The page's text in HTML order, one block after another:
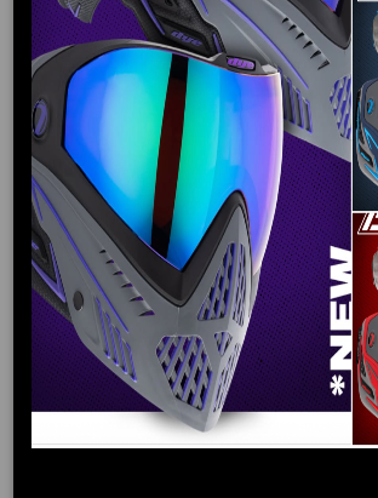
DYE BWING21 DSR